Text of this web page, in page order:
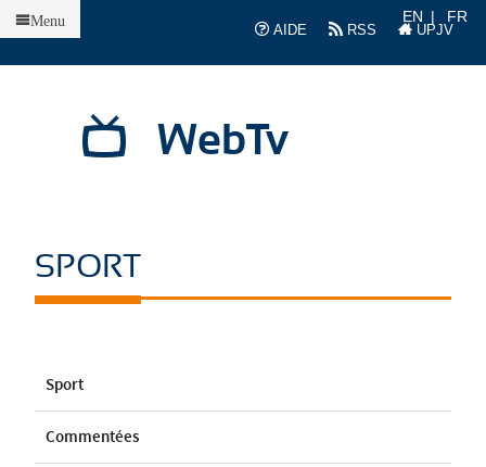
AIDE
RSS UPJV
EN FR
WebTv
Menu
SPORT
Sport
Commentées